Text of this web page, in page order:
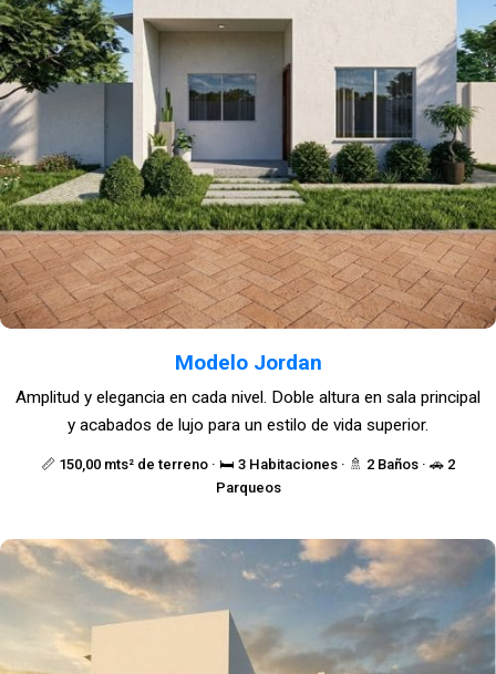
Modelo Jordan
📏 150,00 mts² de terreno · 🛏️ 3 Habitaciones · 🚿 2 Baños · 🚗 2
Parqueos
Amplitud y elegancia en cada nivel. Doble altura en sala principal
y acabados de lujo para un estilo de vida superior.